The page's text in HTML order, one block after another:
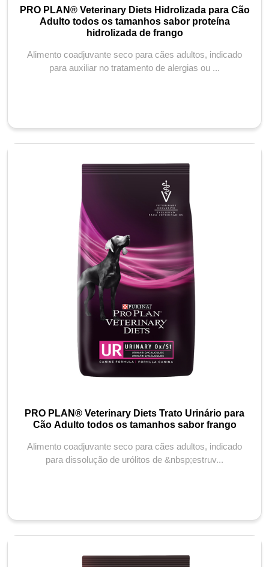
PRO PLAN® Veterinary Diets Hidrolizada para Cão
Adulto todos os tamanhos sabor proteína
hidrolizada de frango
Alimento coadjuvante seco para cães adultos, indicado
para auxiliar no tratamento de alergias ou ...
PRO PLAN® Veterinary Diets Trato Urinário para
Cão Adulto todos os tamanhos sabor frango
Alimento coadjuvante seco para cães adultos, indicado
para dissolução de urólitos de &nbsp;estruv...